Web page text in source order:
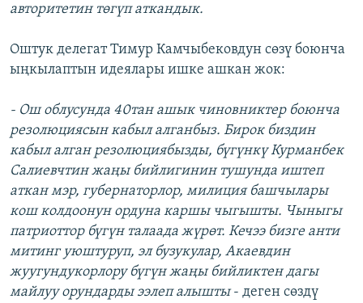
авторитетин төгүп аткандык.
Оштук делегат Тимур Камчыбековдун сөзү боюнча
ыңкылаптын идеялары ишке ашкан жок:
- Ош облусунда 40тан ашык чиновниктер боюнча
резолюциясын кабыл алганбыз. Бирок биздин
кабыл алган резолюциябызды, бүгүнкү Курманбек
Салиевчтин жаңы бийлигинин тушунда иштеп
аткан мэр, губернаторлор, милиция башчылары
кош колдоонун ордуна каршы чыгышты. Чыныгы
патриоттор бүгүн талаада жүрөт. Кечээ бизге анти
митинг уюштуруп, эл бузукулар, Акаевдин
жуугундукорлору бүгүн жаңы бийликтен дагы
майлуу орундарды ээлеп алышты- деген сөздү